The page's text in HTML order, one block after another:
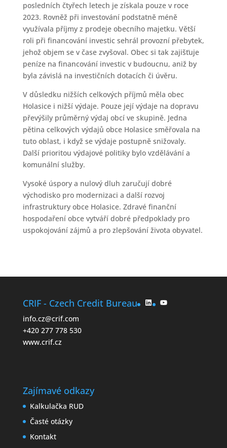
posledních čtyřech letech je získala pouze v roce
2023. Rovněž při investování podstatně méně
využívala příjmy z prodeje obecního majetku. Větší
roli při financování investic sehrál provozní přebytek,
jehož objem se v čase zvyšoval. Obec si tak zajišťuje
peníze na financování investic v budoucnu, aniž by
byla závislá na investičních dotacích či úvěru.
V důsledku nižších celkových příjmů měla obec
Holasice i nižší výdaje. Pouze její výdaje na dopravu
převýšily průměrný výdaj obcí ve skupině. Jedna
pětina celkových výdajů obce Holasice směřovala na
tuto oblast, i když se výdaje postupně snižovaly.
Další prioritou výdajové politiky bylo vzdělávání a
komunální služby.
Vysoké úspory a nulový dluh zaručují dobré
východisko pro modernizaci a další rozvoj
infrastruktury obce Holasice. Zdravé finanční
hospodaření obce vytváří dobré předpoklady pro
uspokojování zájmů a pro zlepšování života obyvatel.
CRIF - Czech Credit Bureau
info.cz@crif.com
+420 277 778 530
www.crif.cz
LinkedIn YouTube
Zajímavé odkazy
Kalkulačka RUD
Časté otázky
Kontakt